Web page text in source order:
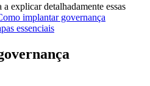
explicar detalhadamente essas
implantar governança
essenciais